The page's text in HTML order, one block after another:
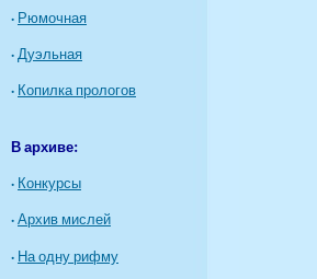
· Рюмочная
·Дуэльная
· Копилка прологов
В архиве:
· Конкурсы
·Архив мислей
· На одну рифму